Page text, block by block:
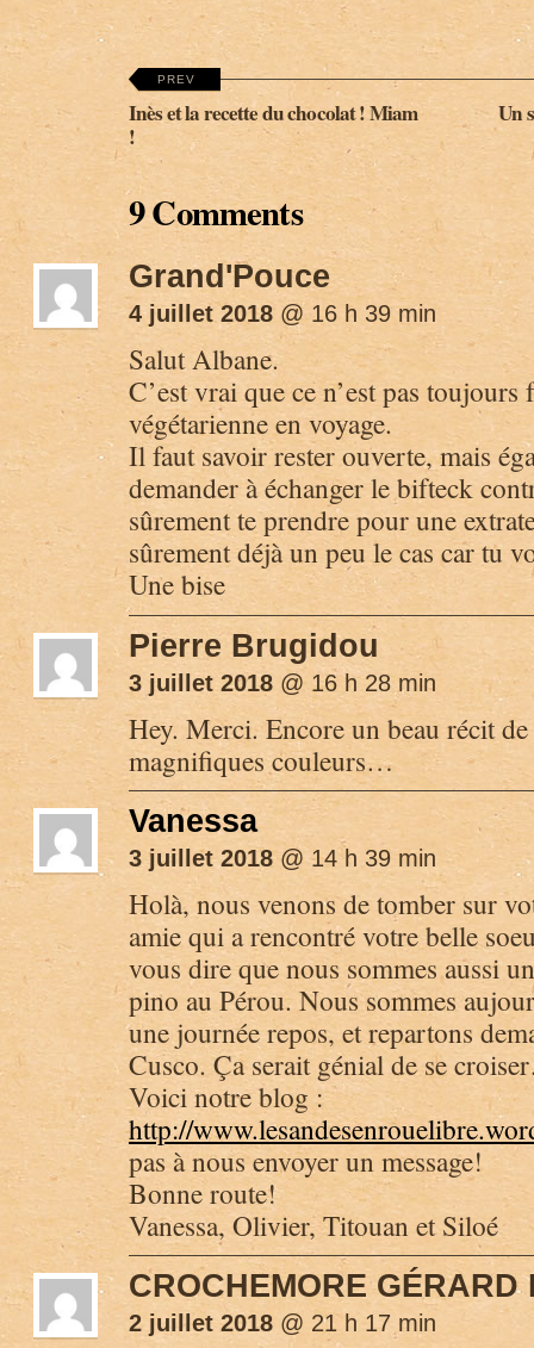
PREV
Inès et la recette du chocolat ! Miam
!
Un
9 Comments
Grand'Pouce
4 juillet 2018 @ 16 h 39 min
Salut Albane.
C’est vrai que ce n’est pas toujours
végétarienne en voyage.
Il faut savoir rester ouverte, mais
demander à échanger le bifteck
sûrement te prendre pour une
sûrement déjà un peu le cas car tu
Une bise
Pierre Brugidou
3 juillet 2018 @ 16 h 28 min
Hey. Merci. Encore un beau récit
magnifiques couleurs…
Vanessa
3 juillet 2018@ 14 h 39 min
Holà, nous venons de tomber sur
amie qui a rencontré votre belle
vous dire que nous sommes aussi
pino au Pérou. Nous sommes
une journée repos, et repartons
Cusco. Ça serait génial de se
Voici notre blog :
http://
pas à nous envoyer un message!
Bonne route!
Vanessa, Olivier, Titouan et Siloé
CROCHEMORE GÉRARD
2 juillet 2018 @ 21 h 17 min